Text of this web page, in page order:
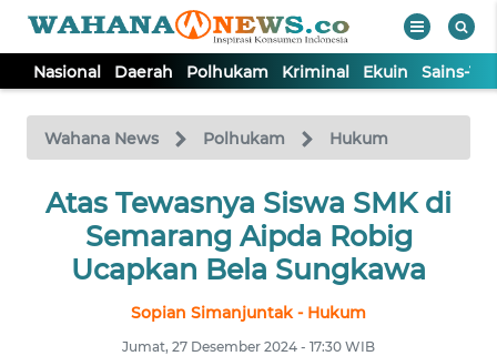
Nasional Daerah Polhukam Kriminal Ekuin Sains-
Wahana News Polhukam Hukum
Atas Tewasnya Siswa SMK di
Semarang Aipda Robig
Ucapkan Bela Sungkawa
Sopian Simanjuntak - Hukum
Jumat, 27 Desember 2024 - 17:30 WIB
TV
Tutup
NASIONAL
DAERAH